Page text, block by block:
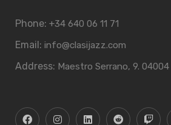
Phone: +34 640 06 11 71
Email: info@clasijazz.com
Address: Maestro Serrano, 9. 04004